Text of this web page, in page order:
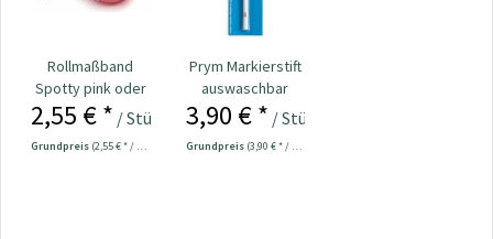
Rollmaßband
Spotty pink oder
grau Nr. 109708
2,55 € * / Stück
Grundpreis (2,55 € * / 1 Stück)
Prym Markierstift
auswaschbar
weiß Nr. 611802
3,90 € * / Stück
Grundpreis (3,90 € * / 1 Stück)